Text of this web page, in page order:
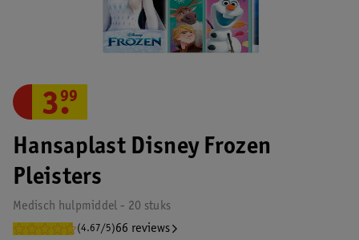
Hansaplast Disney Frozen
Pleisters
Medisch hulpmiddel - 20 stuks
(4.67/5)66 reviews
3.
99